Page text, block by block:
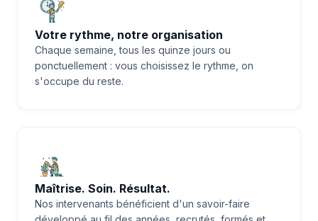
Votre rythme, notre organisation
Chaque semaine, tous les quinze jours ou
ponctuellement : vous choisissez le rythme, on
s'occupe du reste.
Maîtrise. Soin. Résultat.
Nos intervenants bénéficient d'un savoir-faire